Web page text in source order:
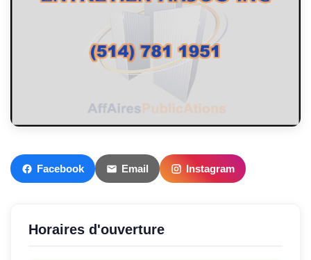
Facebook Email Instagram
Horaires d'ouverture